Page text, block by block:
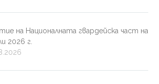
на Националната гвардейска част на
2026 г.